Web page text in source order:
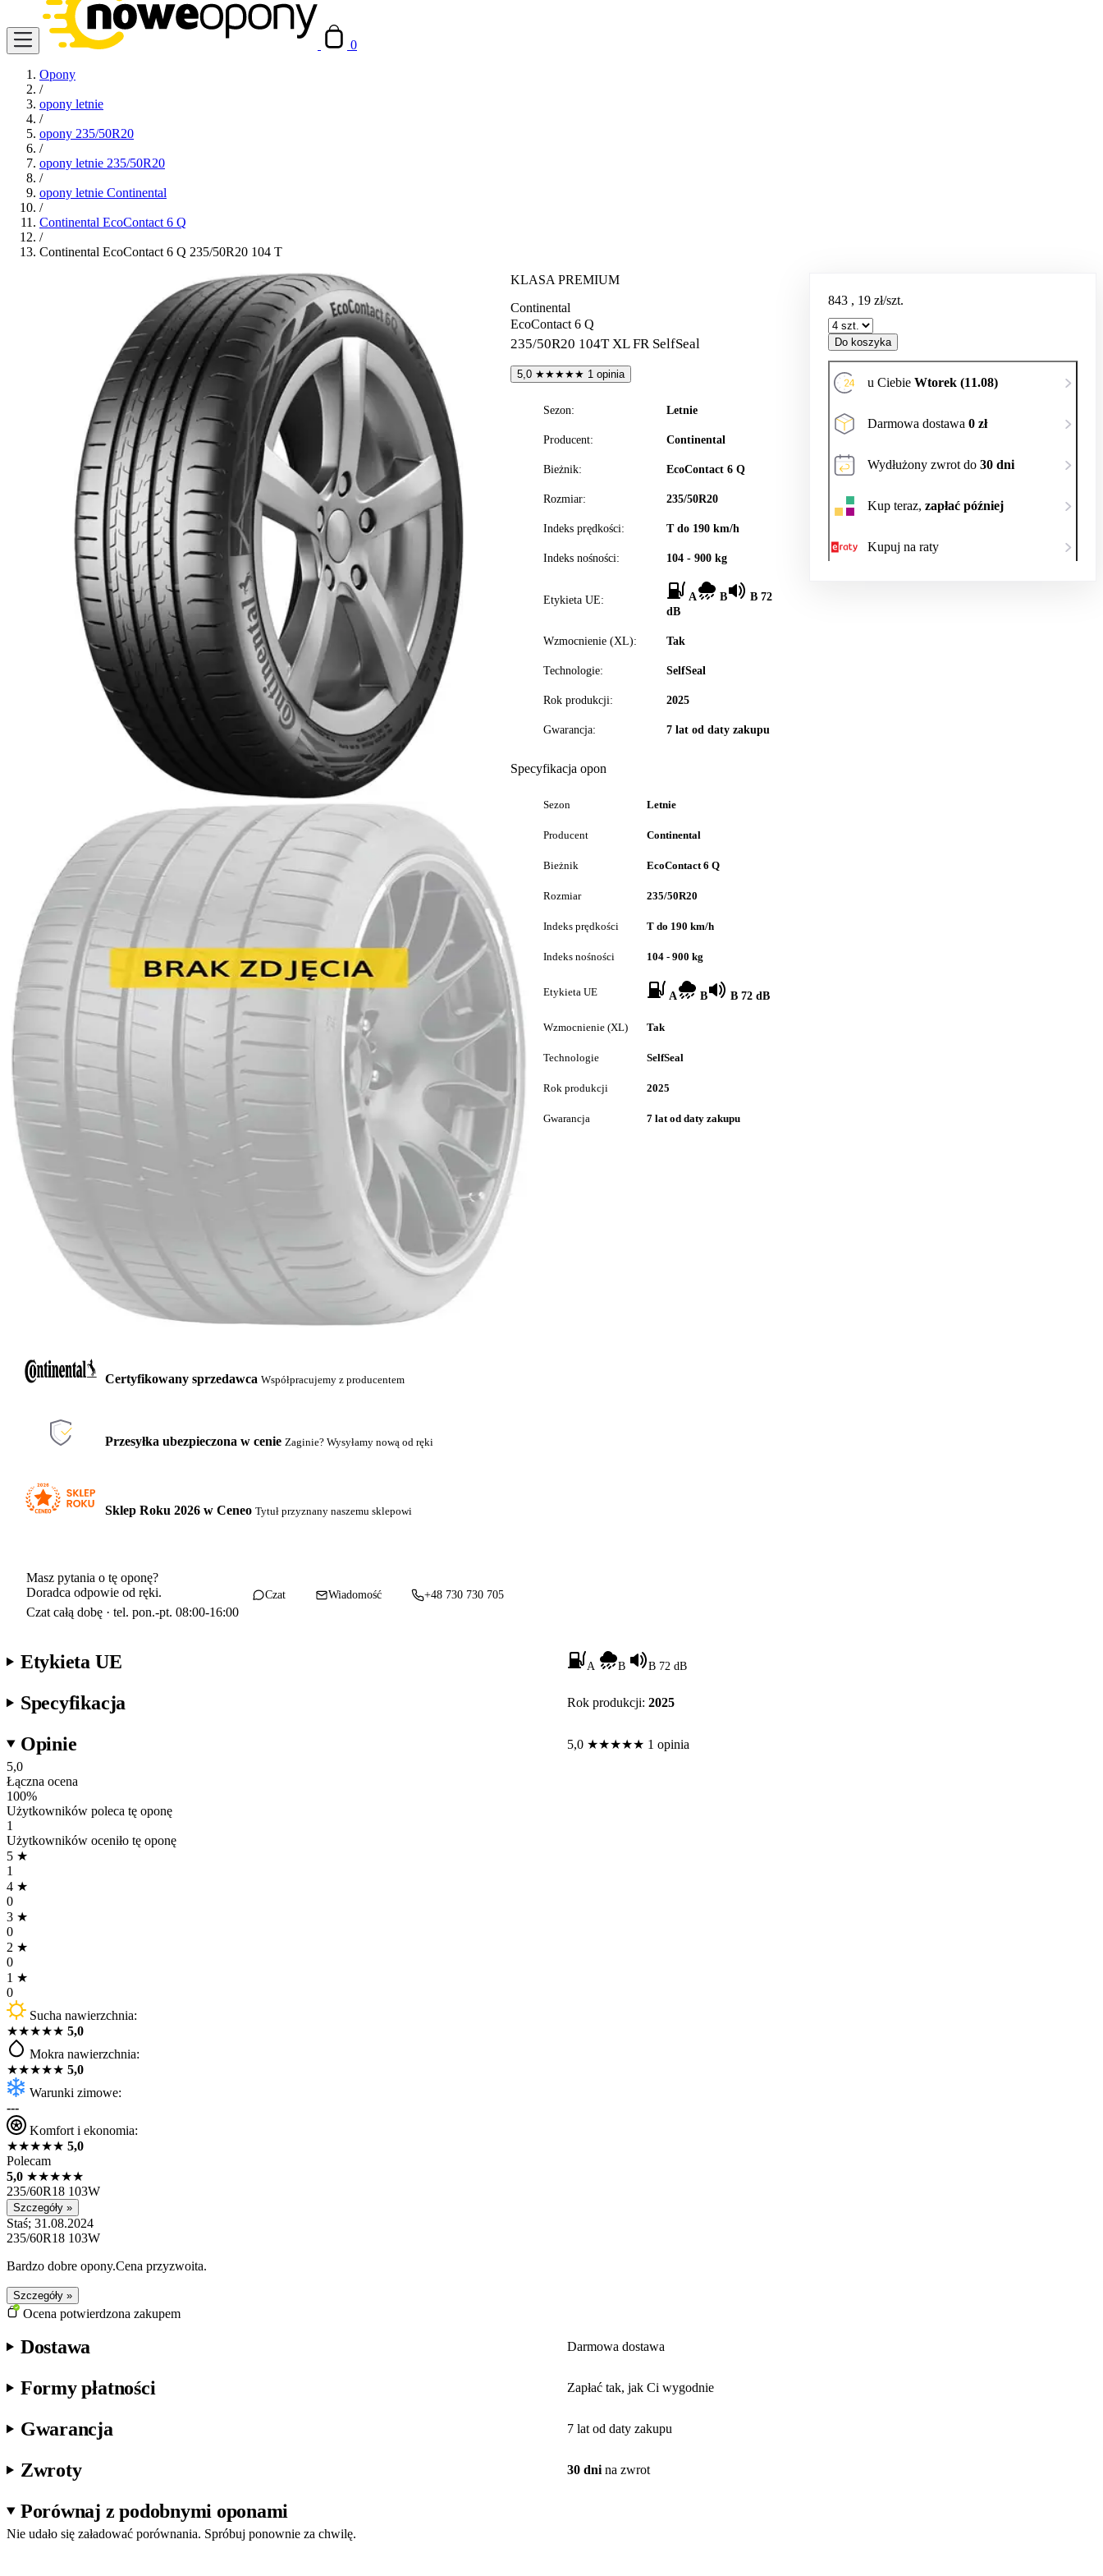
0
Opony
/
opony letnie
/
opony 235/50R20
/
opony letnie 235/50R20
/
opony letnie Continental
/
Continental EcoContact 6 Q
/
Continental EcoContact 6 Q 235/50R20 104 T
KLASA PREMIUM
Continental
EcoContact 6 Q
235/50R20 104T XL FR SelfSeal
5,0 ★★★★★ 1 opinia
Sezon: Letnie
Producent: Continental
Bieżnik: EcoContact 6 Q
Rozmiar: 235/50R20
Indeks prędkości: T do 190 km/h
Indeks nośności: 104 - 900 kg
Etykieta UE: A B
B 72
dB
Wzmocnienie (XL): Tak
Technologie: SelfSeal
Rok produkcji: 2025
Gwarancja: 7 lat od daty zakupu
Specyfikacja opon
Sezon Letnie
Producent Continental
Bieżnik EcoContact 6 Q
Rozmiar 235/50R20
Indeks prędkości T do 190 km/h
Indeks nośności 104 - 900 kg
Etykieta UE A B B 72 dB
Wzmocnienie (XL) Tak
Technologie SelfSeal
Rok produkcji 2025
Gwarancja 7 lat od daty zakupu
843 , 19 zł/szt.
Do koszyka
u Ciebie Wtorek (11.08)
Darmowa dostawa 0 zł
Wydłużony zwrot do 30 dni
Kup teraz, zapłać później
Kupuj na raty
Certyfikowany sprzedawca Współpracujemy z producentem
Przesyłka ubezpieczona w cenie Zaginie? Wysyłamy nową od ręki
Sklep Roku 2026 w Ceneo Tytuł przyznany naszemu sklepowi
Masz pytania o tę oponę?
Doradca odpowie od ręki.
Czat całą dobę · tel. pon.-pt. 08:00-16:00
Czat Wiadomość +48 730 730 705
Etykieta UE A B B 72 dB
Specyfikacja Rok produkcji: 2025
Opinie 5,0 ★★★★★ 1 opinia
5,0
Łączna ocena
100%
Użytkowników poleca tę oponę
1
Użytkowników oceniło tę oponę
5 ★
1
4 ★
0
3 ★
0
2 ★
0
1 ★
0
Sucha nawierzchnia:
★★★★★ 5,0
Mokra nawierzchnia:
★★★★★ 5,0
Warunki zimowe:
---
Komfort i ekonomia:
★★★★★ 5,0
Polecam
5,0 ★★★★★
235/60R18 103W
Szczegóły »
Staś; 31.08.2024
235/60R18 103W
Bardzo dobre opony.Cena przyzwoita.
Szczegóły »
Ocena potwierdzona zakupem
Dostawa Darmowa dostawa
Formy płatności Zapłać tak, jak Ci wygodnie
Gwarancja 7 lat od daty zakupu
Zwroty 30 dni na zwrot
Porównaj z podobnymi oponami
Nie udało się załadować porównania. Spróbuj ponownie za chwilę.